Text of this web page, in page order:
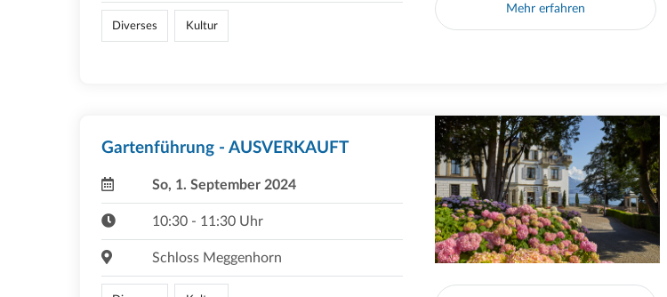
Diverses Kultur
Mehr erfahren
Gartenführung - AUSVERKAUFT
So, 1. September 2024
10:30 - 11:30 Uhr
Schloss Meggenhorn